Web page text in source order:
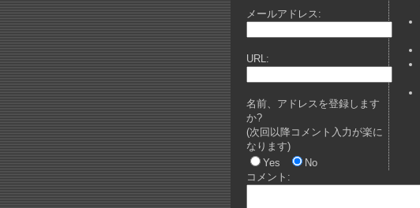
メールアドレス:
URL:
名前、アドレスを登録します
か?
(次回以降コメント入力が楽に
なります)
Yes
No
コメント: